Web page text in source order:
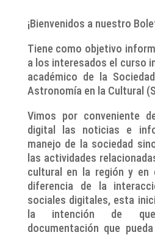
¡Bienvenidos a nuestro
Tiene como objetivo
a los interesados el curso
académico de la
Astronomía en la Cultural
Vimos por conveniente
digital las noticias e
manejo de la sociedad
las actividades
cultural en la región y en
diferencia de la
sociales digitales, esta
la intención de
documentación que